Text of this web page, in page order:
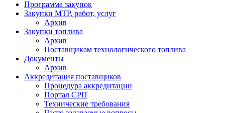
Программа закупок
Закупки МТР, работ, услуг
Архив
Закупки топлива
Архив
Поставщикам технологического топлива
Документы
Архив
Аккредитация поставщиков
Процедура аккредитации
Портал СРП
Технические требования